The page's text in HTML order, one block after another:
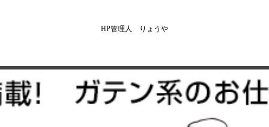
HP管理人 りょうや